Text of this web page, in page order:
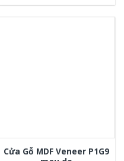
Cửa Gỗ MDF Veneer P1G9